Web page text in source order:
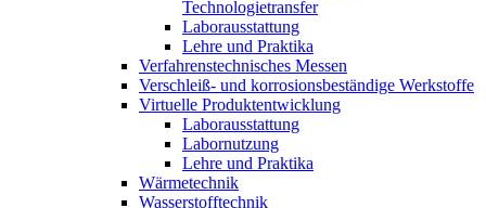
Technologietransfer
Laborausstattung
Lehre und Praktika
Verfahrenstechnisches Messen
Verschleiß- und korrosionsbeständige Werkstoffe
Virtuelle Produktentwicklung
Laborausstattung
Labornutzung
Lehre und Praktika
Wärmetechnik
Wasserstofftechnik